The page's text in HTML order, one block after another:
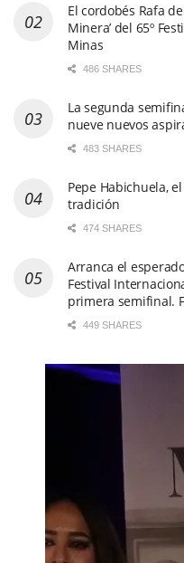
El cordobés Rafa
Minera’ del 65º
Minas
486 SHARES
La segunda
nueve nuevos
483 SHARES
Pepe Habichuela,
tradición
474 SHARES
Arranca el
Festival
primera semifinal.
449 SHARES